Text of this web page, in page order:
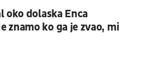
oko dolaska Enca
znamo ko ga je zvao, mi